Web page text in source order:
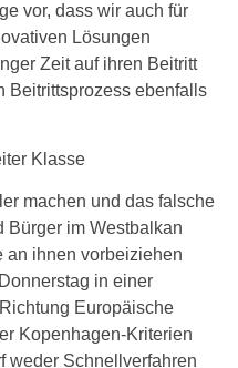
vor, dass wir auch für
Lösungen
Zeit auf ihren Beitritt
Beitrittsprozess ebenfalls
Klasse
machen und das falsche
Bürger im Westbalkan
an ihnen vorbeiziehen
in einer
Europäische
Kopenhagen-Kriterien
weder Schnellverfahren